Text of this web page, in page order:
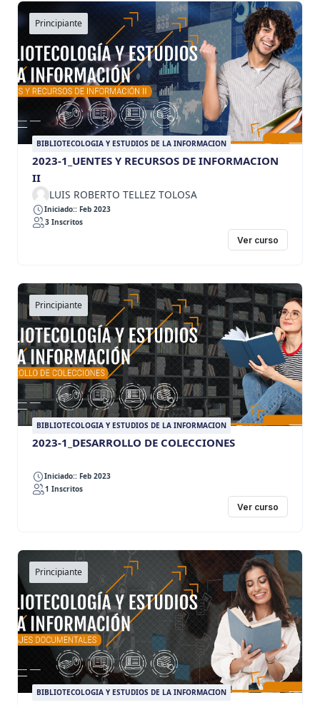
Principiante
BIBLIOTECOLOGIA Y ESTUDIOS DE LA INFORMACION
2023-1_UENTES Y RECURSOS DE INFORMACION
II
LUIS ROBERTO TELLEZ TOLOSA
Iniciado:: Feb 2023
3 Inscritos
Ver curso
Principiante
BIBLIOTECOLOGIA Y ESTUDIOS DE LA INFORMACION
2023-1_DESARROLLO DE COLECCIONES
Iniciado:: Feb 2023
1 Inscritos
Ver curso
Principiante
BIBLIOTECOLOGIA Y ESTUDIOS DE LA INFORMACION